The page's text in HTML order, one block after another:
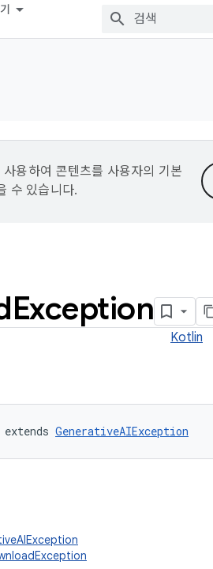
용하여 콘텐츠를 사용자의 기본
수 있습니다.
Exception
Kotlin
extends GenerativeAIException